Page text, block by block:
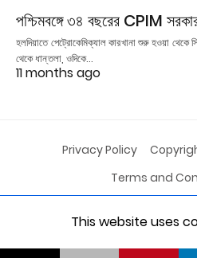
পশ্চিমবঙ্গে ৩৪ বছরের CPIM
হলদিয়াতে পেট্রোকেমিক্যাল কারখানা শুরু হওয়া থেকে
থেকে ধান্তলা, ওদিকে…
11 months ago
Privacy Policy
Terms and
All Rights Reserved
This website uses